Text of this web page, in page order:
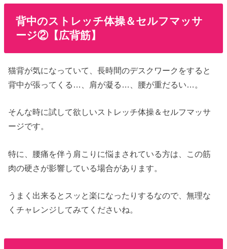
背中のストレッチ体操＆セルフマッサ
ージ②【広背筋】
猫背が気になっていて、長時間のデスクワークをすると
背中が張ってくる…、肩が凝る…、腰が重だるい…。
そんな時に試して欲しいストレッチ体操＆セルフマッサ
ージです。
特に、腰痛を伴う肩こりに悩まされている方は、この筋
肉の硬さが影響している場合があります。
うまく出来るとスッと楽になったりするなので、無理な
くチャレンジしてみてくださいね。